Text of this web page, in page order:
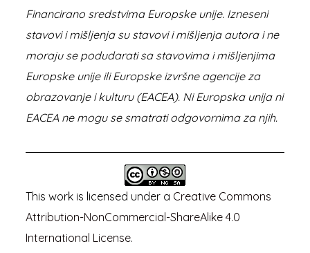
Financirano sredstvima Europske unije. Izneseni
stavovi i mišljenja su stavovi i mišljenja autora i ne
moraju se podudarati sa stavovima i mišljenjima
Europske unije ili Europske izvršne agencije za
obrazovanje i kulturu (EACEA). Ni Europska unija ni
EACEA ne mogu se smatrati odgovornima za njih.
This work is licensed under a Creative Commons
Attribution-NonCommercial-ShareAlike 4.0
International License.